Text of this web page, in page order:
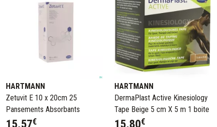
HARTMANN
Zetuvit E 10 x 20cm 25
Pansements Absorbants
15,57€
HARTMANN
DermaPlast Active Kinesiology
Tape Beige 5 cm X 5 m 1 boite
15,80€